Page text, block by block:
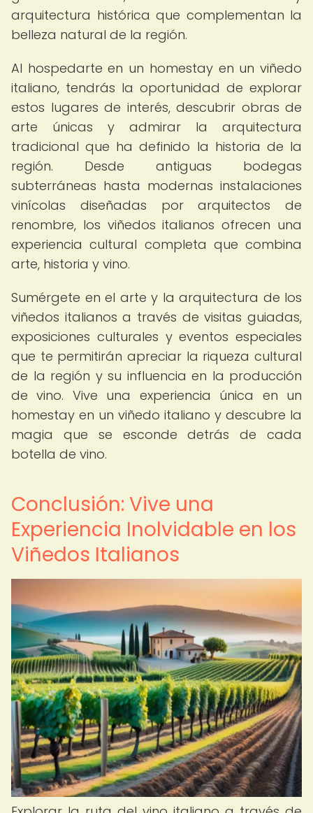
arquitectura histórica que complementan la
belleza natural de la región.
Al hospedarte en un homestay en un viñedo
italiano, tendrás la oportunidad de explorar
estos lugares de interés, descubrir obras de
arte únicas y admirar la arquitectura
tradicional que ha definido la historia de la
región. Desde antiguas bodegas
subterráneas hasta modernas instalaciones
vinícolas diseñadas por arquitectos de
renombre, los viñedos italianos ofrecen una
experiencia cultural completa que combina
arte, historia y vino.
Sumérgete en el arte y la arquitectura de los
viñedos italianos a través de visitas guiadas,
exposiciones culturales y eventos especiales
que te permitirán apreciar la riqueza cultural
de la región y su influencia en la producción
de vino. Vive una experiencia única en un
homestay en un viñedo italiano y descubre la
magia que se esconde detrás de cada
botella de vino.
Conclusión: Vive una
Experiencia Inolvidable en los
Viñedos Italianos